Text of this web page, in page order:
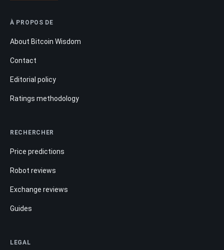
À PROPOS DE
About Bitcoin Wisdom
Contact
Editorial policy
Ratings methodology
RECHERCHER
Price predictions
Robot reviews
Exchange reviews
Guides
LEGAL